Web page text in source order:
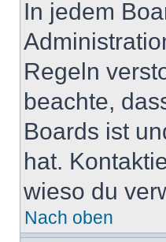
In jedem
Regeln
beachte,
Boards ist
hat.
wieso du
Nach oben